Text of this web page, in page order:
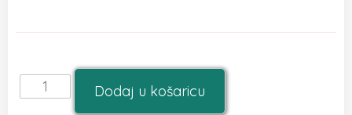
Dodaj u košaricu